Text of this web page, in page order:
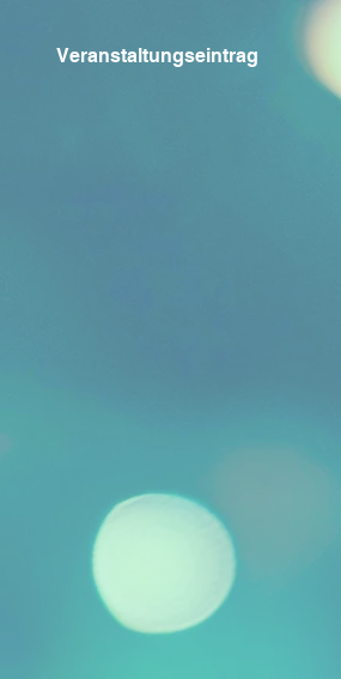
Veranstaltungseintrag